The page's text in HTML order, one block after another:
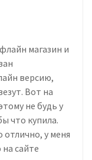
магазин и
версию,
Вот на
не будь у
что купила.
у меня
сайте